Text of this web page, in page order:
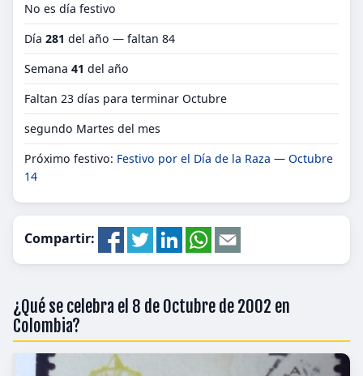
No es día festivo
Día 281 del año — faltan 84
Semana 41 del año
Faltan 23 días para terminar Octubre
segundo Martes del mes
Próximo festivo: Festivo por el Día de la Raza — Octubre
14
Compartir:
¿Qué se celebra el 8 de Octubre de 2002 en
Colombia?